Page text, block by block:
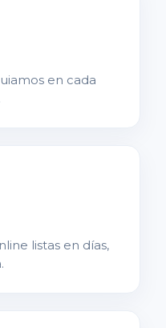
en cada
listas en días,